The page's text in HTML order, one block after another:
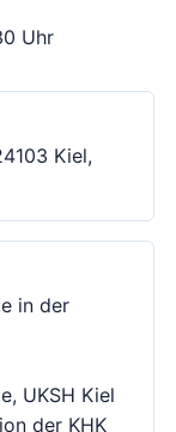
Uhr
Kiel,
in der
UKSH Kiel
der KHK